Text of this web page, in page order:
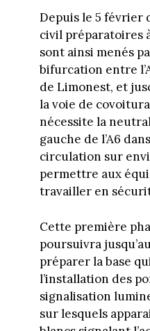
Depuis le 5 février
civil préparatoires
sont ainsi menés
bifurcation entre
de Limonest, et
la voie de
nécessite la
gauche de l’A6
circulation sur
permettre aux
travailler en
Cette première
poursuivra
préparer la base
l’installation des
signalisation
sur lesquels